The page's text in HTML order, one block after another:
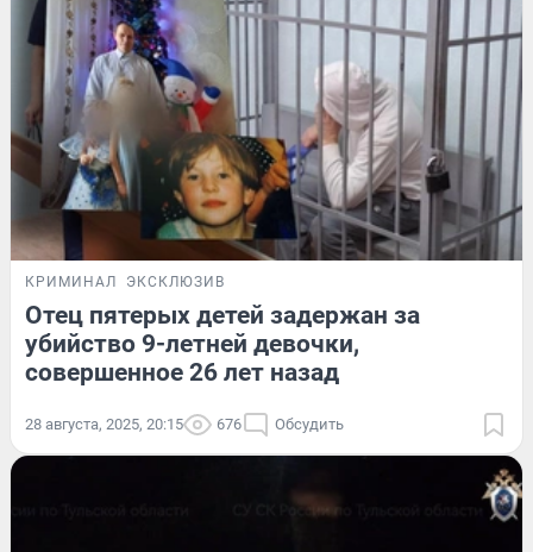
КРИМИНАЛ ЭКСКЛЮЗИВ
Отец пятерых детей задержан за
убийство 9-летней девочки,
совершенное 26 лет назад
28 августа, 2025, 20:15 676 Обсудить